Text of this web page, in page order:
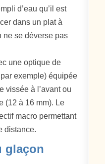
d’eau qu’il est
dans un plat à
ne se déverse pas
une optique de
exemple) équipée
vissée à l’avant ou
(12 à 16 mm). Le
macro permettant
distance.
glaçon